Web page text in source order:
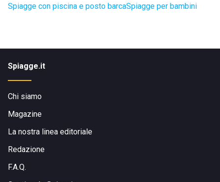
Spiagge con piscina e posto barcaSpiagge per bambini
Spiagge.it
Chi siamo
Magazine
La nostra linea editoriale
Redazione
F.A.Q.